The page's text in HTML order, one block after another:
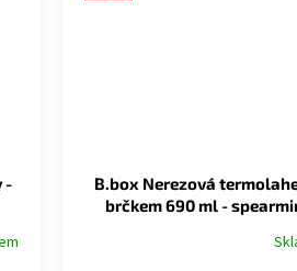
-
B.box Nerezová
brčkem 690 ml -